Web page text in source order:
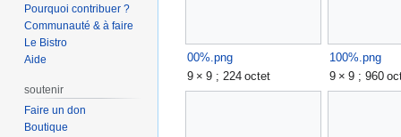
00%.png
9 × 9 ; 224 octet
100%.png
9 × 9 ; 960
Pourquoi contribuer ?
Communauté & à faire
Le Bistro
Aide
soutenir
Faire un don
Boutique